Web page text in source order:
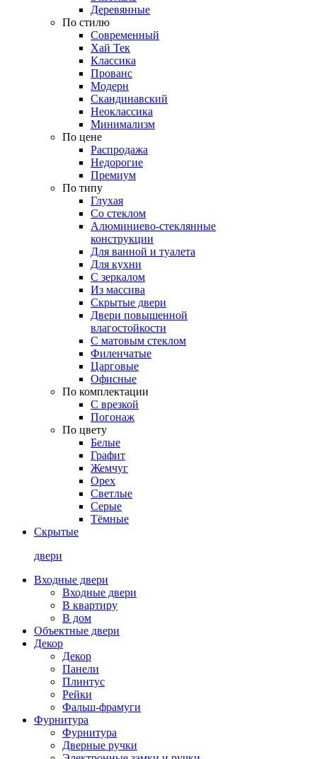
Деревянные
По стилю
Современный
Хай Тек
Классика
Прованс
Модерн
Скандинавский
Неоклассика
Минимализм
По цене
Распродажа
Недорогие
Премиум
По типу
Глухая
Со стеклом
Алюминиево-стеклянные
конструкции
Для ванной и туалета
Для кухни
С зеркалом
Из массива
Скрытые двери
Двери повышенной
влагостойкости
С матовым стеклом
Филенчатые
Царговые
Офисные
По комплектации
С врезкой
Погонаж
По цвету
Белые
Графит
Жемчуг
Орех
Светлые
Серые
Тёмные
Скрытые
двери
Входные двери
Входные двери
В квартиру
В дом
Объектные двери
Декор
Декор
Панели
Плинтус
Рейки
Фальш-фрамуги
Фурнитура
Фурнитура
Дверные ручки